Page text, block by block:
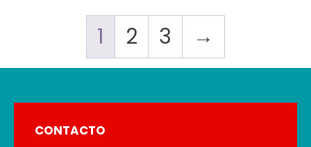
1 2 3 →
CONTACTO